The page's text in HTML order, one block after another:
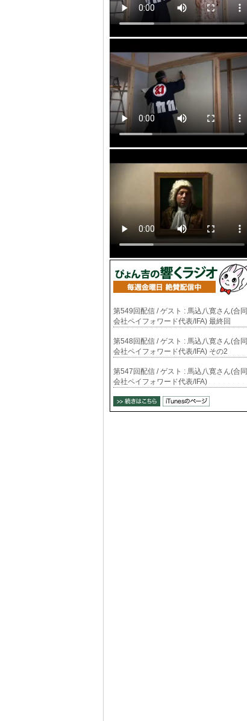
第549回配信 / ゲスト : 馬込八寛さん(合同
会社ペイフォワード代表/IFA) 最終回
第548回配信 / ゲスト : 馬込八寛さん(合同
会社ペイフォワード代表/IFA) その2
第547回配信 / ゲスト : 馬込八寛さん(合同
会社ペイフォワード代表/IFA)